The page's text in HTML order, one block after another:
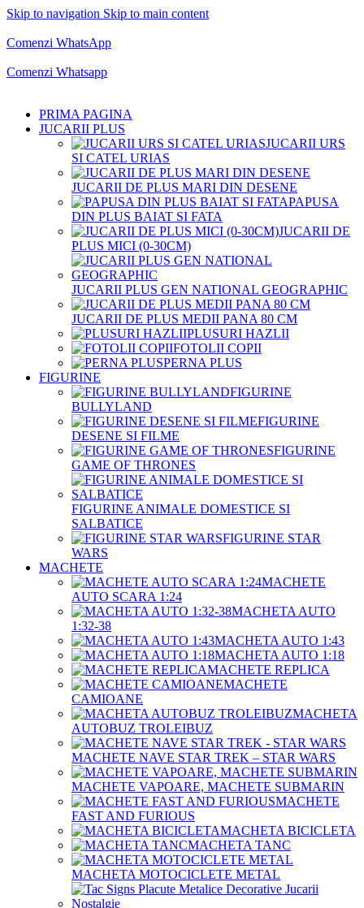
Skip to navigation Skip to main content
Comenzi WhatsApp
Comenzi Whatsapp
PRIMA PAGINA
JUCARII PLUS
JUCARII URS
SI CATEL URIAS
JUCARII DE PLUS MARI DIN DESENE
PAPUSA
DIN PLUS BAIAT SI FATA
JUCARII DE
PLUS MICI (0-30CM)
JUCARII PLUS GEN NATIONAL GEOGRAPHIC
JUCARII DE PLUS MEDII PANA 80 CM
PLUSURI HAZLII
FOTOLII COPII
PERNA PLUS
FIGURINE
FIGURINE
BULLYLAND
FIGURINE
DESENE SI FILME
FIGURINE
GAME OF THRONES
FIGURINE ANIMALE DOMESTICE SI
SALBATICE
FIGURINE STAR
WARS
MACHETE
MACHETE
AUTO SCARA 1:24
MACHETA AUTO
1:32-38
MACHETA AUTO 1:43
MACHETA AUTO 1:18
MACHETE REPLICA
MACHETE
CAMIOANE
MACHETA
AUTOBUZ TROLEIBUZ
MACHETE NAVE STAR TREK – STAR WARS
MACHETE VAPOARE, MACHETE SUBMARIN
MACHETE
FAST AND FURIOUS
MACHETA BICICLETA
MACHETA TANC
MACHETA MOTOCICLETE METAL